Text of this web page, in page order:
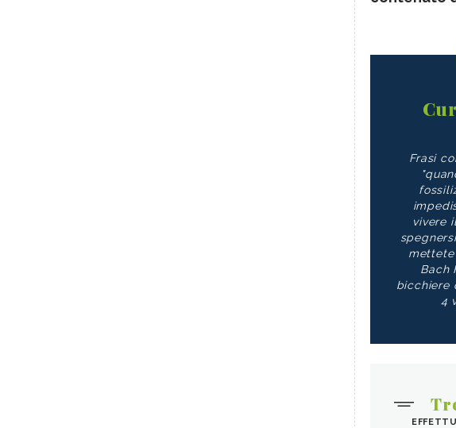
Frasi
vivere
Bach
bicchiere
4